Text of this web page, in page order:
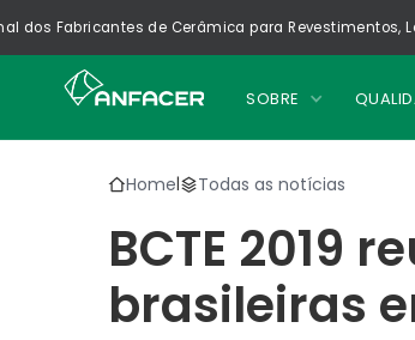
dos Fabricantes de Cerâmica para Revestimentos,
SOBRE
Home| Todas as notícias
BCTE 2019
brasileiras